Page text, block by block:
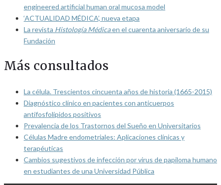
engineered artificial human oral mucosa model
‘ACTUALIDAD MÉDICA’, nueva etapa
La revista Histología Médicaen el cuarenta aniversario de su
Fundación
Más consultados
La célula. Trescientos cincuenta años de historia (1665-2015)
Diagnóstico clínico en pacientes con anticuerpos
antifosfolípidos positivos
Prevalencia de los Trastornos del Sueño en Universitarios
Células Madre endometriales: Aplicaciones clínicas y
terapéuticas
Cambios sugestivos de infección por virus de papiloma humano
en estudiantes de una Universidad Pública